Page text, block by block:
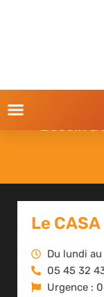
QUI
Besoin
Le CASA
Du lundi
05 45 32
Urgence :